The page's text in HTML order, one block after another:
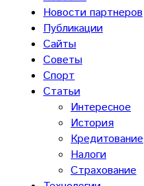
Новости партнеров
Публикации
Сайты
Советы
Спорт
Статьи
Интересное
История
Кредитование
Налоги
Страхование